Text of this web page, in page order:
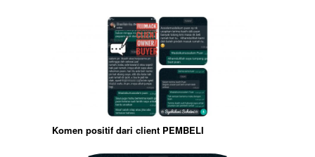
Komen positif dari client PEMBELI